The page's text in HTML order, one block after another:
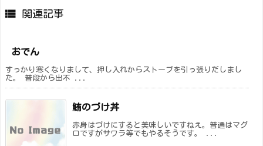
 関連記事
おでん
すっかり寒くなりまして、押し入れからストーブを引っ張りだしまし
た。 普段から出不 ...
鮪のづけ丼
赤身はづけにすると美味しいですねえ。普通はマグ
ロですがサワラ等でもやるそうです。 ...